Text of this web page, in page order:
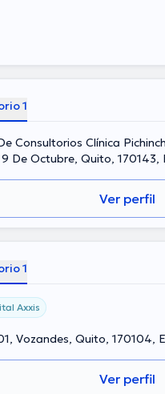
1
Consultorios Clínica
De Octubre, Quito, 170143,
Ver perfil
1
Axxis
Vozandes, Quito, 170104,
Ver perfil